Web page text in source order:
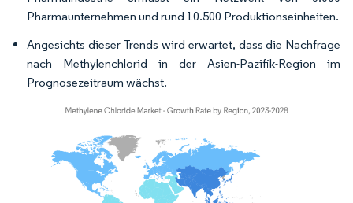
Pharmaunternehmen und rund 10.500 Produktionseinheiten.
Angesichts dieser Trends wird erwartet, dass die Nachfrage
nach Methylenchlorid in der Asien-Pazifik-Region im
Prognosezeitraum wächst.